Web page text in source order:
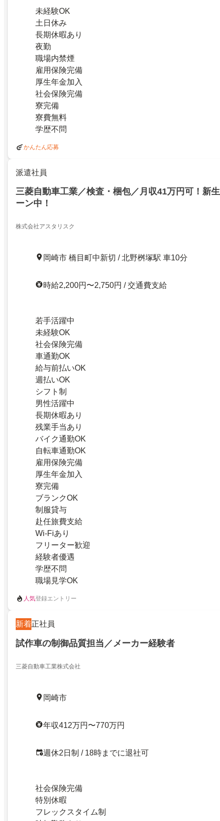
未経験OK
土日休み
長期休暇あり
夜勤
職場内禁煙
雇用保険完備
厚生年金加入
社会保険完備
寮完備
寮費無料
学歴不問
かんたん応募
派遣社員
三菱自動車工業／検査・梱包／月収41万円可！新
ーン中！
株式会社アスタリスク
岡崎市 橋目町中新切 / 北野桝塚駅 車10分
時給2,200円〜2,750円 / 交通費支給
若手活躍中
未経験OK
社会保険完備
車通勤OK
給与前払いOK
週払いOK
シフト制
男性活躍中
長期休暇あり
残業手当あり
バイク通勤OK
自転車通勤OK
雇用保険完備
厚生年金加入
寮完備
ブランクOK
制服貸与
赴任旅費支給
Wi-Fiあり
フリーター歓迎
経験者優遇
学歴不問
職場見学OK
人気登録エントリー
新着正社員
試作車の制御品質担当／メーカー経験者
三菱自動車工業株式会社
岡崎市
年収412万円〜770万円
週休2日制 / 18時までに退社可
社会保険完備
特別休暇
フレックスタイム制